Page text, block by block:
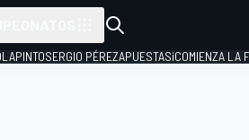
SERGIO PÉREZAPUESTAS¡COMIENZA LA